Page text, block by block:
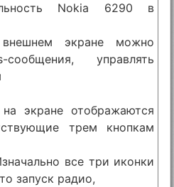
Nokia 6290 в
экране можно
сообщения, управлять
экране отображаются
трем кнопкам
все три иконки
запуск радио,